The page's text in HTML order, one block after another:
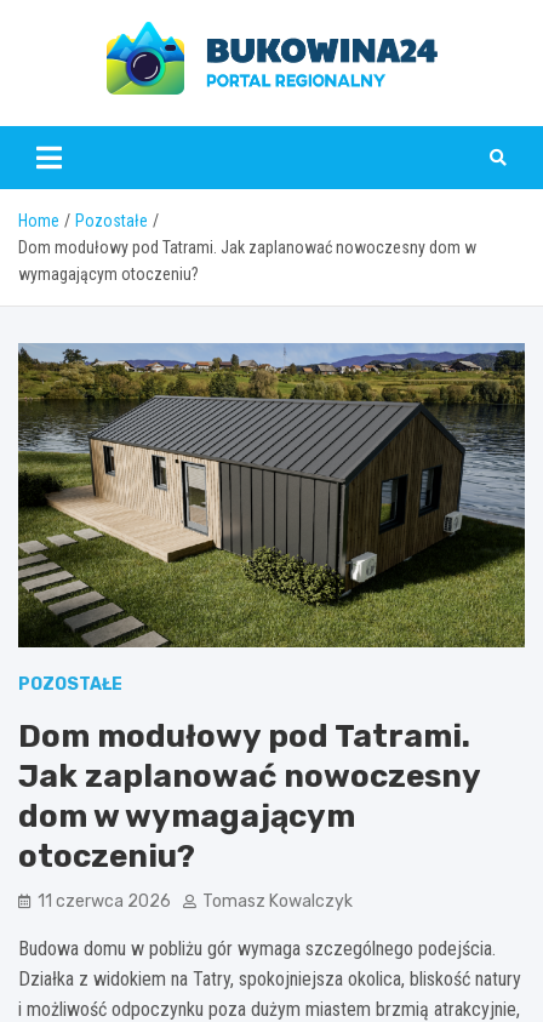
www.bukowina24.pl
Home
Pozostałe
Dom modułowy pod Tatrami. Jak zaplanować nowoczesny dom w
wymagającym otoczeniu?
POZOSTAŁE
Dom modułowy pod Tatrami.
Jak zaplanować nowoczesny
dom w wymagającym
otoczeniu?
11 czerwca 2026 Tomasz Kowalczyk
Budowa domu w pobliżu gór wymaga szczególnego podejścia.
Działka z widokiem na Tatry, spokojniejsza okolica, bliskość natury
i możliwość odpoczynku poza dużym miastem brzmią atrakcyjnie,